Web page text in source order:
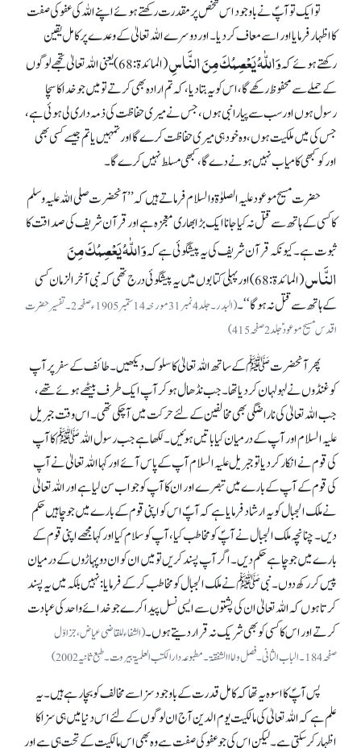
تو ایک تو آپؐ نے باوجود اس شخص پر مقدرت رکھتے ہوئے اپنے اللہ کی عفو کی صفت
کا اظہار فرمایا اور اسے معاف کر دیا۔ اور دوسرے اللہ تعالیٰ کے وعدے پر کامل یقین
رکھتے ہوئے کہوَاللّٰہُ یَعْصِمُکَ مِنَ النَّاسِ
(المائدۃ:68) یعنی اللہ تعالیٰ تجھے لوگوں
کے حملے سے محفوظ رکھے گا، اس کو یہ بتا دیا، کہ تم ارادہ بھی کرتے تو میں جو خدا کا سچا
رسول ہوں اور سب سے پیارا نبی ہوں، جس نے میری حفاظت کی ذمہ داری لی ہوئی ہے،
جس کی میں ملکیت ہوں، وہ خود ہی میری حفاظت کرے گا اور تمہیں یا تم جیسے کسی بھی
اور کو کبھی کامیاب نہیں ہونے دے گا، کبھی مسلط نہیں کرے گا۔
حضرت مسیح موعود علیہ الصلوٰۃ والسلام فرماتے ہیں کہ’’آنحضرت صلی اللہ علیہ وسلم
کا کسی کے ہاتھ سے قتل نہ کیا جانا ایک بڑا بھاری معجزہ ہے اور قرآن شریف کی صداقت کا
ثبوت ہے۔ کیونکہ قرآن شریف کی یہ پیشگوئی ہے کہوَاللّٰہُ یَعْصِمُکَ مِنَ
النَّاس
(المائدۃ:68) اور پہلی کتابوں میں یہ پیشگوئی درج تھی کہ نبی آخرالزمان کسی
کے ہاتھ سے قتل نہ ہو گا‘‘۔
(البدر۔ جلد 4نمبر 31مورخہ 14ستمبر 1905ء صفحہ 2۔ تفسیر حضرت
اقدس مسیح موعود ؑ جلد 2صفحہ415)
پھر آنحضرتﷺ کے ساتھ اللہ تعالیٰ کا سلوک دیکھیں۔ طائف کے سفر پر آپ
کو غنڈوں نے لہولہان کر دیا تھا۔ جب نڈھال ہو کر آپ ایک طرف بیٹھے ہوئے تھے،
جب اللہ تعالیٰ کی ناراضگی بھی مخالفین کے لئے حرکت میں آ چکی تھی۔ اس وقت جبریل
علیہ السلام اور آپ کے درمیان کیا باتیں ہوئیں۔ لکھا ہے جب رسول اللہﷺ کا آپ
کی قوم نے انکارکر دیا تو جبریل علیہ السلام آپ کے پاس آئے اور کہا اللہ تعالیٰ نے آپ
کی قوم کے آپ کے بارے میں تبصرے اور ان کا آپ کو جواب سن لیا ہے اور اللہ تعالیٰ
نے ملک الجبال کو یہ ارشاد فرمایا ہے کہ آپؐ اس کو اپنی قوم کے بارے میں جو چاہیں حکم
دیں۔ چنانچہ ملک الجبال نے آپؐ کو مخاطب کیا، آپ کو سلام کیا اور کہا مجھے اپنی قوم کے
بارے میں جو چاہے حکم دیں۔ اگر آپ پسند کریں تو میں ان کو ان دو پہاڑوں کے درمیان
پیس کر رکھ دوں۔ نبیﷺ نے ملک الجبال کو مخاطب کرکے فرمایا: نہیں بلکہ میں یہ پسند
کرتا ہوں کہ اللہ تعالیٰ ان کی پشتوں سے ایسی نسل پیدا کرے جو خدائے واحد کی عبادت
کرتے اور اس کا کسی کو بھی شریک نہ قرار دیتے ہوں۔(الشفاء للقاضی عیاض، جز اوّل
صفحہ 184۔ الباب الثانی۔ فصل و اماا الشفقۃ۔ مطبوعہ دارالکتب العلمیۃ بیروت۔ طبع ثانیہ 2002)
پس آپؐ کا اسوہ یہ تھا کہ کامل قدرت کے باوجود سزا سے مخالف کو بچا رہے ہیں۔ یہ
علم ہے کہ اللہ تعالیٰ کی مالکیت یوم الدین آج ان لوگوں کے لئے اس دنیا میں ہی سزا کا
اظہار کر سکتی ہے۔ لیکن اس کی جو عفو کی صفت ہے وہ بھی اس مالکیت کے تحت ہی ہے اور